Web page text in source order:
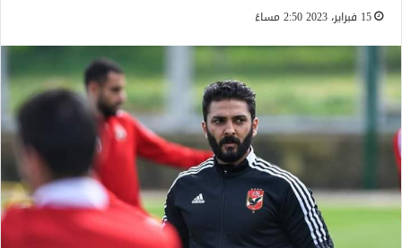
15 فبراير، 2023 2:50 مساءً